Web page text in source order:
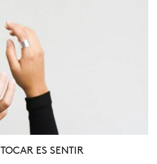
TOCAR ES SENTIR